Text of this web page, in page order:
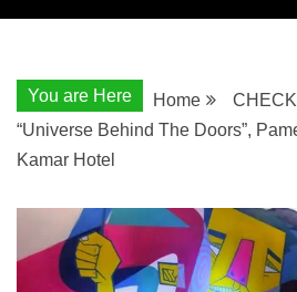
You are Here Home
CHECK
“Universe Behind The Doors”,
Kamar Hotel